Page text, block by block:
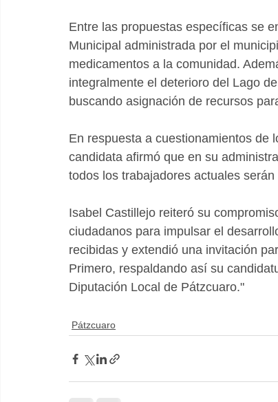
Entre las propuestas específicas se
Municipal administrada por el
medicamentos a la comunidad.
integralmente el deterioro del Lago
buscando asignación de recursos
En respuesta a cuestionamientos de
candidata afirmó que en su
todos los trabajadores actuales
Isabel Castillejo reiteró su
ciudadanos para impulsar el
recibidas y extendió una invitación
Primero, respaldando así su
Diputación Local de Pátzcuaro."
Pátzcuaro